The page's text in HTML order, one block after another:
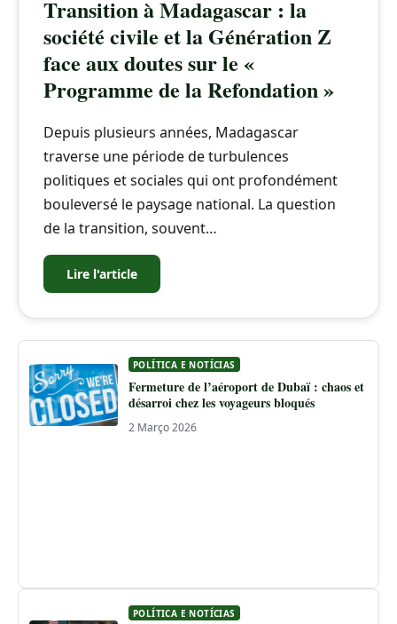
Transition à Madagascar : la
société civile et la Génération Z
face aux doutes sur le «
Programme de la Refondation »
Depuis plusieurs années, Madagascar
traverse une période de turbulences
politiques et sociales qui ont profondément
bouleversé le paysage national. La question
de la transition, souvent…
Lire l'article
POLÍTICA E NOTÍCIAS
Fermeture de l’aéroport de Dubaï : chaos et
désarroi chez les voyageurs bloqués
2 Março 2026
POLÍTICA E NOTÍCIAS